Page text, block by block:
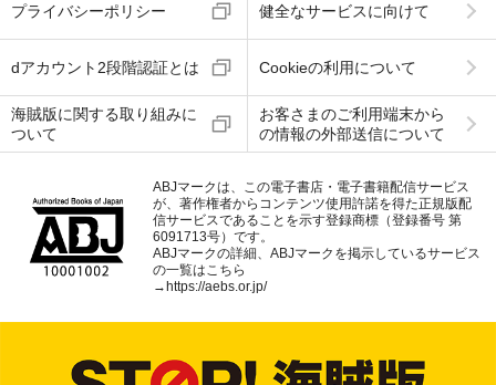
プライバシーポリシー 健全なサービスに向けて
dアカウント2段階認証とは Cookieの利用について
海賊版に関する取り組みに
ついて
お客さまのご利用端末から
の情報の外部送信について
ABJマークは、この電子書店・電子書籍配信サービス
が、著作権者からコンテンツ使用許諾を得た正規版配
信サービスであることを示す登録商標（登録番号 第
6091713号）です。
ABJマークの詳細、ABJマークを掲示しているサービス
の一覧はこちら
→https://aebs.or.jp/